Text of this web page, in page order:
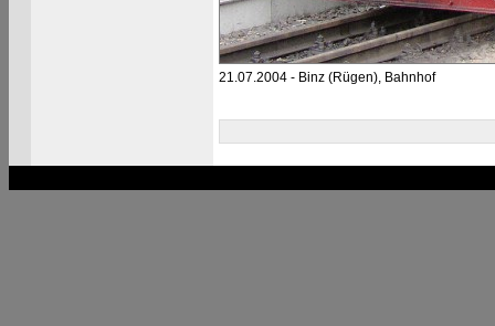
21.07.2004 - Binz (Rügen), Bahnhof